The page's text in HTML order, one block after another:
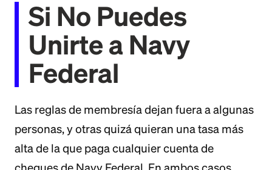
Si No Puedes
Unirte a Navy
Federal
Las reglas de membresía dejan fuera a algunas
personas, y otras quizá quieran una tasa más
alta de la que paga cualquier cuenta de